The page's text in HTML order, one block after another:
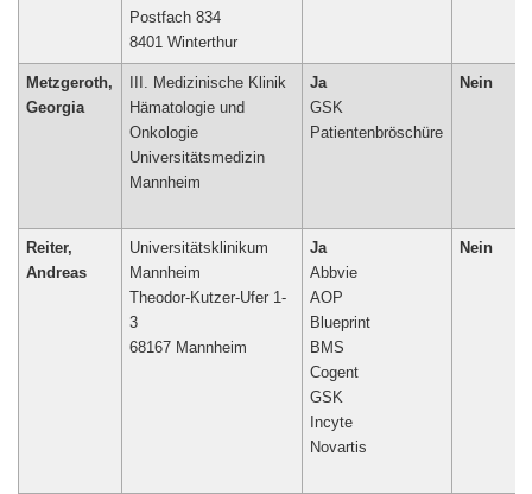
Postfach 834
8401 Winterthur
Metzgeroth,
Georgia
III. Medizinische Klinik
Hämatologie und
Onkologie
Universitätsmedizin
Mannheim
Ja
GSK
Patientenbröschüre
Nein
Reiter,
Andreas
Universitätsklinikum
Mannheim
Theodor-Kutzer-Ufer 1-
3
68167 Mannheim
Ja
Abbvie
AOP
Blueprint
BMS
Cogent
GSK
Incyte
Novartis
Nein